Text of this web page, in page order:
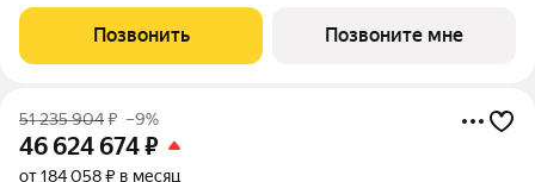
квартира площадью 69.92 м расположена в корпусе 1, на 5
этаже 17 этажного дома.
Позвонить Позвоните мне
51 235 904₽ –9%
46 624 674₽
от 184 058 ₽ в месяц